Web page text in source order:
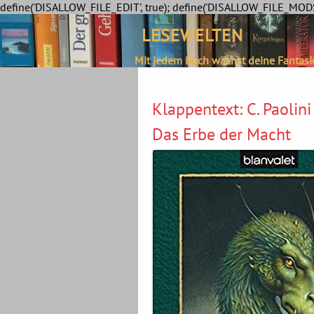
define('DISALLOW_FILE_EDIT', true);
LESEWELTEN
Mit jedem Buch wächst deine
Klappentext: C.
Das Erbe der Macht